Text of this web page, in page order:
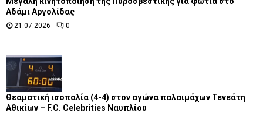
Αδάμι Αργολίδας
21.07.2026 0
Θεαματική ισοπαλία (4-4) στον αγώνα παλαιμάχων Τενεάτη
Αθικίων – F.C. Celebrities Ναυπλίου